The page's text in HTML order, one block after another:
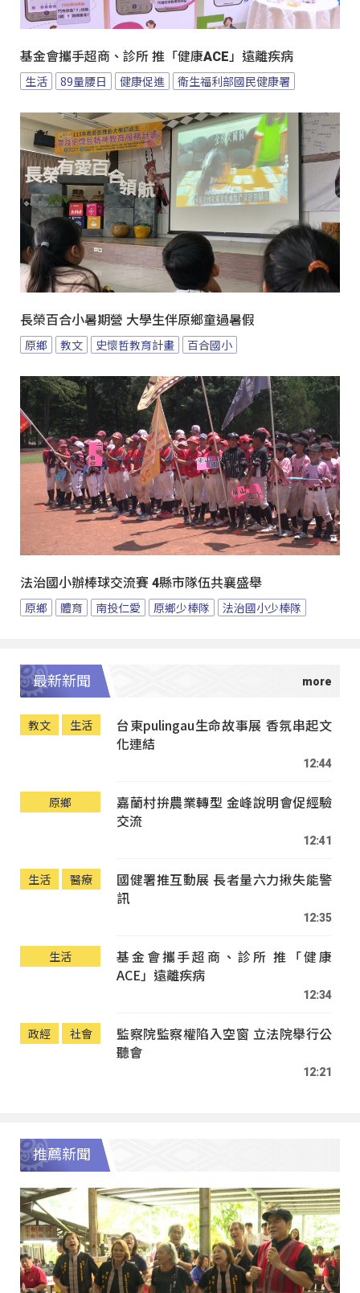
基金會攜手超商、診所 推「健康ACE」遠離疾病
生活 89量腰日 健康促進 衛生福利部國民健康署
長榮百合小暑期營 大學生伴原鄉童過暑假
原鄉 教文 史懷哲教育計畫 百合國小
法治國小辦棒球交流賽 4縣市隊伍共襄盛舉
原鄉 體育 南投仁愛 原鄉少棒隊 法治國小少棒隊
最新新聞
教文 生活
台東pulingau生命故事展 香氛串起文
化連結
12:44
原鄉
嘉蘭村拚農業轉型 金峰說明會促經驗
交流
12:41
生活 醫療
國健署推互動展 長者量六力揪失能警
訊
12:35
生活
基金會攜手超商、診所 推「健康
ACE」遠離疾病
12:34
政經 社會
監察院監察權陷入空窗 立法院舉行公
聽會
12:21
推薦新聞